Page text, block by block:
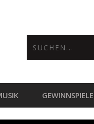
GEWINNSPIELE